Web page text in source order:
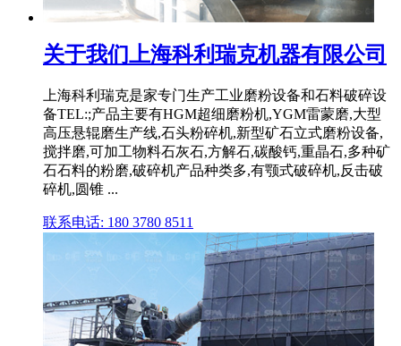
关于我们上海科利瑞克机器有限公司
上海科利瑞克是家专门生产工业磨粉设备和石料破碎设
备TEL:;产品主要有HGM超细磨粉机,YGM雷蒙磨,大型
高压悬辊磨生产线,石头粉碎机,新型矿石立式磨粉设备,
搅拌磨,可加工物料石灰石,方解石,碳酸钙,重晶石,多种矿
石石料的粉磨,破碎机产品种类多,有颚式破碎机,反击破
碎机,圆锥 ...
联系电话: 180 3780 8511